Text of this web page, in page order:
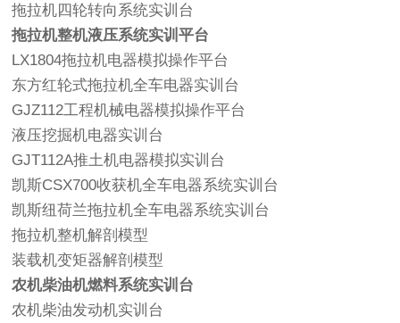
拖拉机四轮转向系统实训台
拖拉机整机液压系统实训平台
LX1804拖拉机电器模拟操作平台
东方红轮式拖拉机全车电器实训台
GJZ112工程机械电器模拟操作平台
液压挖掘机电器实训台
GJT112A推土机电器模拟实训台
凯斯CSX700收获机全车电器系统实训台
凯斯纽荷兰拖拉机全车电器系统实训台
拖拉机整机解剖模型
装载机变矩器解剖模型
农机柴油机燃料系统实训台
农机柴油发动机实训台